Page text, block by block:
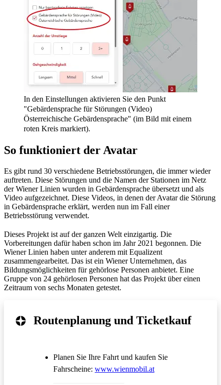
In den Einstellungen aktivieren Sie den Punkt
"Gebärdensprache für Störungen (Video)
Österreichische Gebärdensprache" (im Bild mit einem
roten Kreis markiert).
So funktioniert der Avatar
Es gibt rund 30 verschiedene Betriebsstörungen, die immer wieder
auftreten. Diese Störungen und die Namen der Stationen im Netz
der Wiener Linien wurden in Gebärdensprache übersetzt und als
Video aufgezeichnet. Diese Videos, in denen der Avatar die Störung
in Gebärdensprache erklärt, werden nun im Fall einer
Betriebsstörung verwendet.
Dieses Projekt ist auf der ganzen Welt einzigartig. Die
Vorbereitungen dafür haben schon im Jahr 2021 begonnen. Die
Wiener Linien haben unter anderem mit Equalizent
zusammengearbeitet. Das ist ein Wiener Unternehmen, das
Bildungsmöglichkeiten für gehörlose Personen anbietet. Eine
Gruppe von 24 gehörlosen Personen hat das Projekt über einen
Zeitraum von sechs Monaten getestet.
Routenplanung und Ticketkauf
Planen Sie Ihre Fahrt und kaufen Sie
Fahrscheine: www.wienmobil.atÖffnet in einem